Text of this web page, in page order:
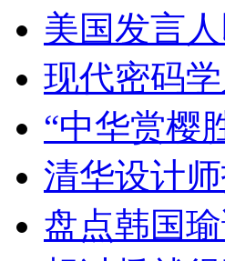
美国发言
现代密码
“中华赏樱
清华设计
盘点韩国